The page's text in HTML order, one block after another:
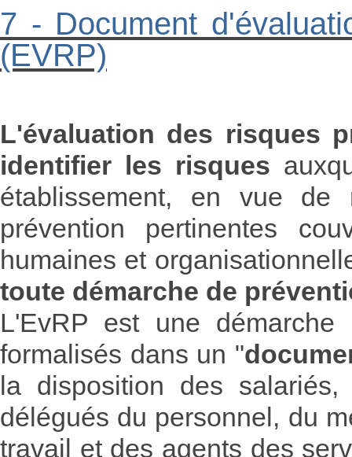
7 - Document
(EVRP)
L'évaluation des risques
identifier les risques
établissement, en vue
prévention pertinentes
humaines et
toute démarche de
L'EvRP est une
formalisés dans un "
la disposition des
délégués du personnel, du
travail et des agents des